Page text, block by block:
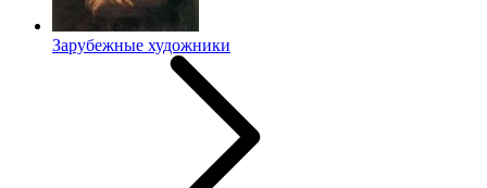
Зарубежные художники